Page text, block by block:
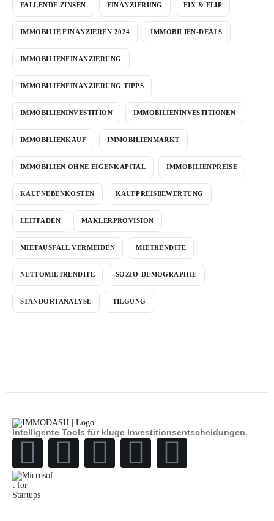
FALLENDE ZINSEN FINANZIERUNG FIX & FLIP
IMMOBILIE FINANZIEREN 2024 IMMOBILIEN-DEALS
IMMOBILIENFINANZIERUNG
IMMOBILIENFINANZIERUNG TIPPS
IMMOBILIENINVESTITION IMMOBILIENINVESTITIONEN
IMMOBILIENKAUF IMMOBILIENMARKT
IMMOBILIEN OHNE EIGENKAPITAL IMMOBILIENPREISE
KAUFNEBENKOSTEN KAUFPREISBEWERTUNG
LEITFADEN MAKLERPROVISION
MIETAUSFALL VERMEIDEN MIETRENDITE
NETTOMIETRENDITE SOZIO-DEMOGRAPHIE
STANDORTANALYSE TILGUNG
Intelligente Tools für kluge Investitionsentscheidungen.